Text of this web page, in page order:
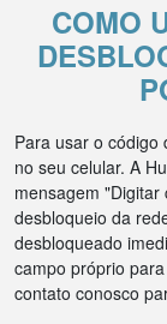
COMO
Para usar o código
no seu celular. A
mensagem
desbloqueio da
desbloqueado
campo próprio
contato conosco